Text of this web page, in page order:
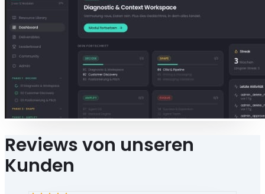
Reviews von unseren
Kunden